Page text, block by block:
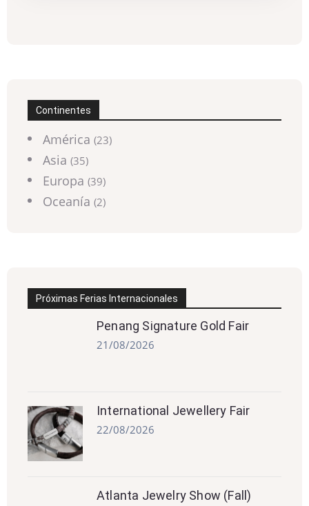
Continentes
América (23)
Asia (35)
Europa (39)
Oceanía (2)
Próximas Ferias Internacionales
Penang Signature Gold Fair
21/08/2026
International Jewellery Fair
22/08/2026
Atlanta Jewelry Show (Fall)